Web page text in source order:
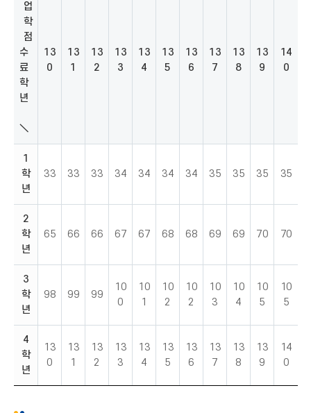
업
학
점
수
료
학
년
＼
13
0
13
1
13
2
13
3
13
4
13
5
13
6
13
7
13
8
13
9
14
0
1
학
년
33 33 33 34 34 34 34 35 35 35 35
2
학
년
65 66 66 67 67 68 68 69 69 70 70
3
학
년
98 99 99
10
0
10
1
10
2
10
2
10
3
10
4
10
5
10
5
4
학
년
13
0
13
1
13
2
13
3
13
4
13
5
13
6
13
7
13
8
13
9
14
0